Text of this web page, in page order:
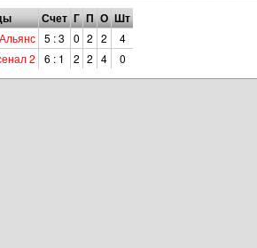
Счет Г П О Шт
5 : 3 0 2 2
4
2 6 : 1 2 2 4 0